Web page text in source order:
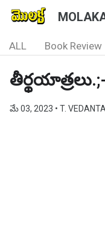
ALL Book Review
మే 03, 2023 • T.